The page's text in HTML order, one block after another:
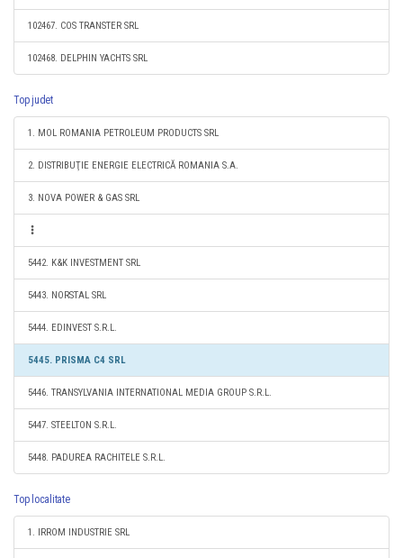
102467. COS TRANSTER SRL
102468. DELPHIN YACHTS SRL
Top judet
1. MOL ROMANIA PETROLEUM PRODUCTS SRL
2. DISTRIBUŢIE ENERGIE ELECTRICĂ ROMANIA S.A.
3. NOVA POWER & GAS SRL
5442. K&K INVESTMENT SRL
5443. NORSTAL SRL
5444. EDINVEST S.R.L.
5445. PRISMA C4 SRL
5446. TRANSYLVANIA INTERNATIONAL MEDIA GROUP S.R.L.
5447. STEELTON S.R.L.
5448. PADUREA RACHITELE S.R.L.
Top localitate
1. IRROM INDUSTRIE SRL